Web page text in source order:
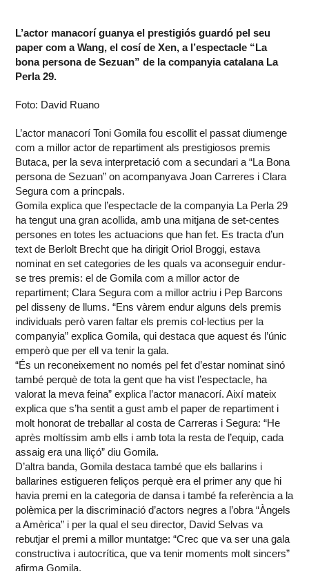
L’actor manacorí guanya el prestigiós guardó pel seu
paper com a Wang, el cosí de Xen, a l’espectacle “La
bona persona de Sezuan” de la companyia catalana La
Perla 29.
Foto: David Ruano
L’actor manacorí Toni Gomila fou escollit el passat diumenge
com a millor actor de repartiment als prestigiosos premis
Butaca, per la seva interpretació com a secundari a “La Bona
persona de Sezuan” on acompanyava Joan Carreres i Clara
Segura com a princpals.
Gomila explica que l’espectacle de la companyia La Perla 29
ha tengut una gran acollida, amb una mitjana de set-centes
persones en totes les actuacions que han fet. Es tracta d’un
text de Berlolt Brecht que ha dirigit Oriol Broggi, estava
nominat en set categories de les quals va aconseguir endur-
se tres premis: el de Gomila com a millor actor de
repartiment; Clara Segura com a millor actriu i Pep Barcons
pel disseny de llums. “Ens vàrem endur alguns dels premis
individuals però varen faltar els premis col·lectius per la
companyia” explica Gomila, qui destaca que aquest és l’únic
emperò que per ell va tenir la gala.
“És un reconeixement no només pel fet d’estar nominat sinó
també perquè de tota la gent que ha vist l’espectacle, ha
valorat la meva feina” explica l’actor manacorí. Així mateix
explica que s’ha sentit a gust amb el paper de repartiment i
molt honorat de treballar al costa de Carreras i Segura: “He
après moltíssim amb ells i amb tota la resta de l’equip, cada
assaig era una lliçó” diu Gomila.
D’altra banda, Gomila destaca també que els ballarins i
ballarines estigueren feliços perquè era el primer any que hi
havia premi en la categoria de dansa i també fa referència a la
polèmica per la discriminació d’actors negres a l’obra “Àngels
a Amèrica” i per la qual el seu director, David Selvas va
rebutjar el premi a millor muntatge: “Crec que va ser una gala
constructiva i autocrítica, que va tenir moments molt sincers”
afirma Gomila.